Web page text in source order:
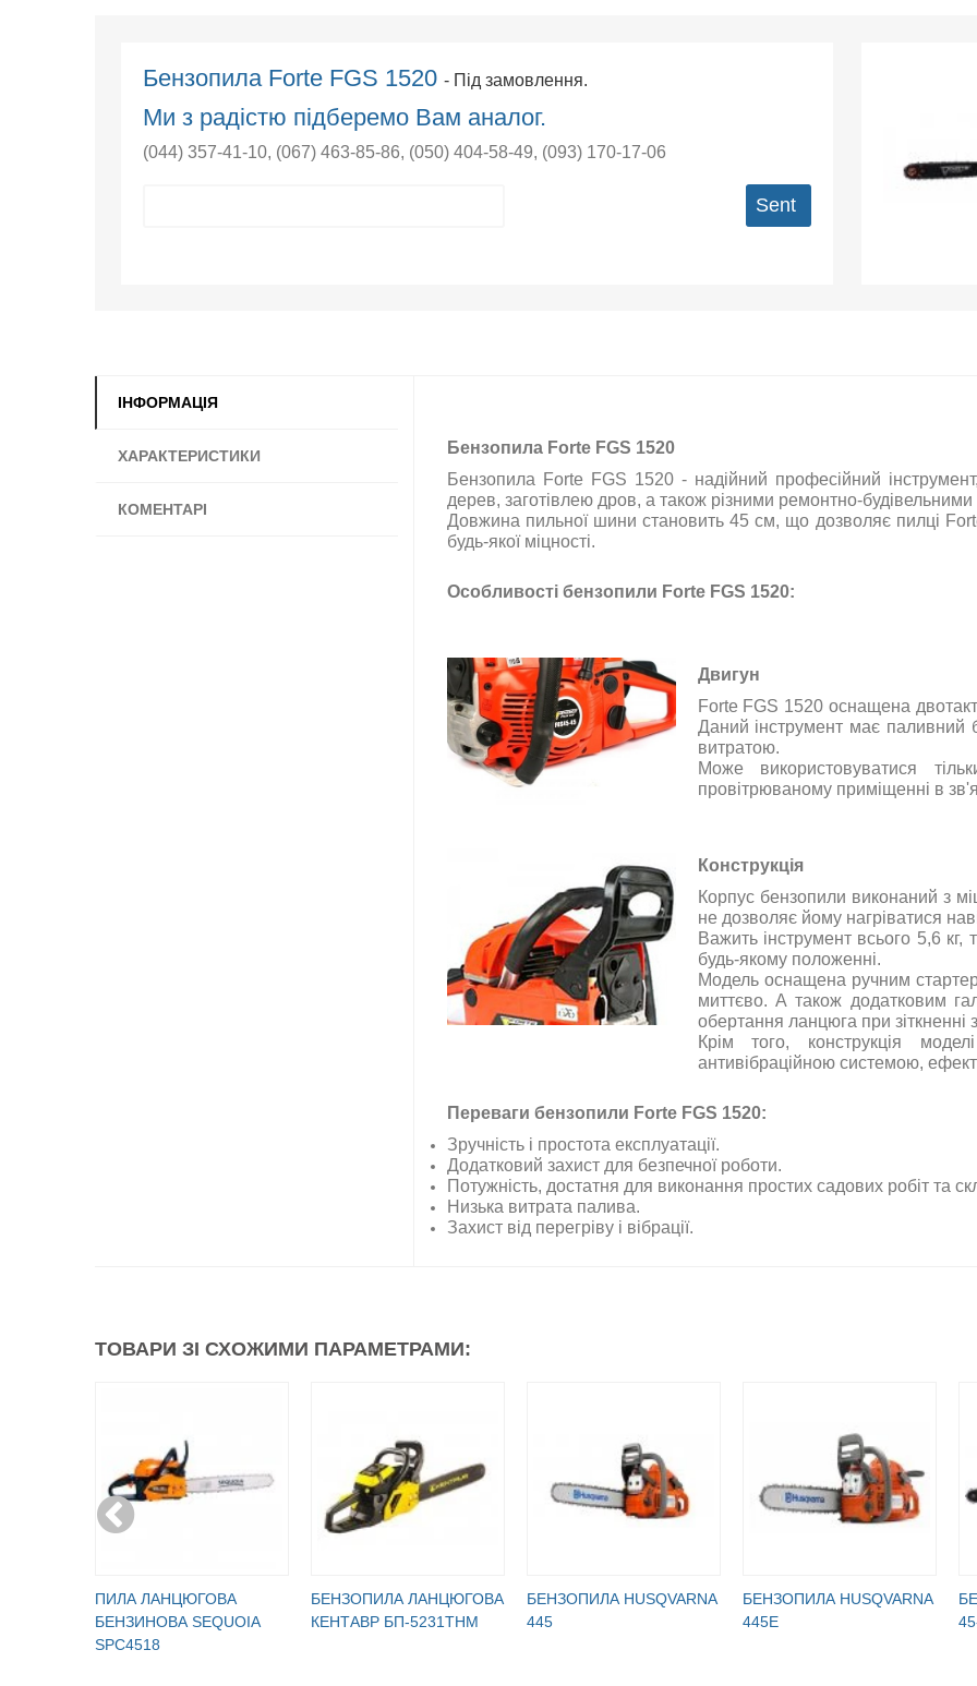
Бензопила Forte FGS 1520- Під замовлення.
Ми з радістю підберемо Вам аналог.
(044) 357-41-10, (067) 463-85-86, (050) 404-58-49, (093) 170-17-06
Sent
ІНФОРМАЦІЯ
ХАРАКТЕРИСТИКИ
КОМЕНТАРІ
Бензопила Forte FGS 1520
Бензопила Forte FGS 1520 - надійний професійний
дерев, заготівлею дров, а також різними ремонтно-
Довжина пильної шини становить 45 см, що дозволяє пилці
будь-якої міцності.
Особливості бензопили Forte FGS 1520:
Двигун
Forte FGS 1520 оснащена
Даний інструмент має паливний
витратою.
Може використовуватися
провітрюваному приміщенні в
Конструкція
Корпус бензопили виконаний з
не дозволяє йому нагріватися
Важить інструмент всього 5,6
будь-якому положенні.
Модель оснащена ручним
миттєво. А також додатковим
обертання ланцюга при
Крім того, конструкція
антивібраційною системою,
Переваги бензопили Forte FGS 1520:
Зручність і простота експлуатації.
Додатковий захист для безпечної роботи.
Потужність, достатня для виконання простих садових робіт та
Низька витрата палива.
Захист від перегріву і вібрації.
ТОВАРИ ЗІ СХОЖИМИ ПАРАМЕТРАМИ:
ПИЛА ЛАНЦЮГОВА
БЕНЗИНОВА SEQUOIA
SPC4518
БЕНЗОПИЛА ЛАНЦЮГОВА
КЕНТАВР БП-5231ТНМ
БЕНЗОПИЛА HUSQVARNA
445
БЕНЗОПИЛА HUSQVARNA
445Е